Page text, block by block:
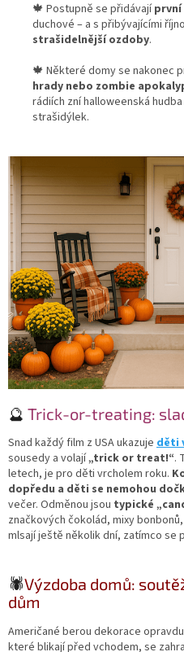
🍁 Postupně se přidávají
duchové – a s přibývajícími
strašidelnější ozdoby.
🍁 Některé domy se nakonec
hrady nebo zombie
rádiích zní halloweenská
strašidýlek.
🔮 Trick-or-treating:
Snad každý film z USA ukazuje děti
sousedy a volají„trick or treat!“.
letech, je pro děti vrcholem roku.
dopředu a děti se nemohou
večer. Odměnou jsou typické
značkových čokolád, mixy
mlsají ještě několik dní, zatímco se
🕷️Výzdoba domů:
dům
Američané berou dekorace
které blikají před vchodem, se